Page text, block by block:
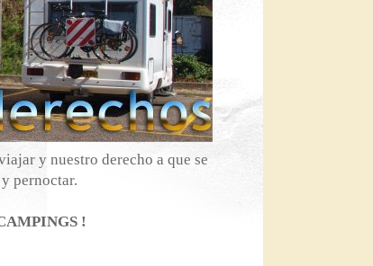
y nuestro derecho a que se
pernoctar.
!